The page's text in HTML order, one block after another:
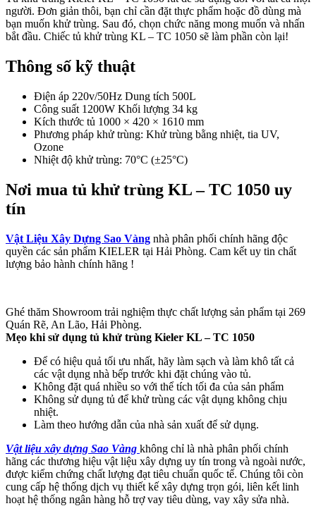
người. Đơn giản thôi, bạn chỉ cần đặt thực phẩm hoặc đồ dùng mà
bạn muốn khử trùng. Sau đó, chọn chức năng mong muốn và nhấn
bắt đầu. Chiếc tủ khử trùng KL – TC 1050 sẽ làm phần còn lại!
Thông số kỹ thuật
Điện áp 220v/50Hz Dung tích 500L
Công suất 1200W Khối lượng 34 kg
Kích thước tủ 1000 × 420 × 1610 mm
Phương pháp khử trùng: Khử trùng bằng nhiệt, tia UV,
Ozone
Nhiệt độ khử trùng: 70°C (±25°C)
Nơi mua tủ khử trùng KL – TC 1050 uy
tín
Vật Liệu Xây Dựng Sao Vàng nhà phân phối chính hãng độc
quyền các sản phẩm KIELER tại Hải Phòng. Cam kết uy tin chất
lượng bảo hành chính hãng !
Ghé thăm Showroom trải nghiệm thực chất lượng sản phẩm tại 269
Quán Rẽ, An Lão, Hải Phòng.
Mẹo khi sử dụng tủ khử trùng Kieler KL – TC 1050
Để có hiệu quả tối ưu nhất, hãy làm sạch và làm khô tất cả
các vật dụng nhà bếp trước khi đặt chúng vào tủ.
Không đặt quá nhiều so với thể tích tối đa của sản phẩm
Không sử dụng tủ để khử trùng các vật dụng không chịu
nhiệt.
Làm theo hướng dẫn của nhà sản xuất để sử dụng.
Vật liệu xây dựng Sao Vàng không chỉ là nhà phân phối chính
hãng các thương hiệu vật liệu xây dựng uy tín trong và ngoài nước,
được kiểm chứng chất lượng đạt tiêu chuẩn quốc tế. Chúng tôi còn
cung cấp hệ thống dịch vụ thiết kế xây dựng trọn gói, liên kết linh
hoạt hệ thống ngân hàng hỗ trợ vay tiêu dùng, vay xây sửa nhà.